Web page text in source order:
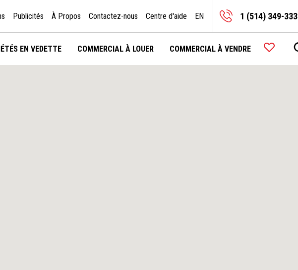
Publicités À Propos Contactez-nous Centre d'aide EN 1 (514) 349-
EN VEDETTE COMMERCIAL À LOUER COMMERCIAL À VENDRE